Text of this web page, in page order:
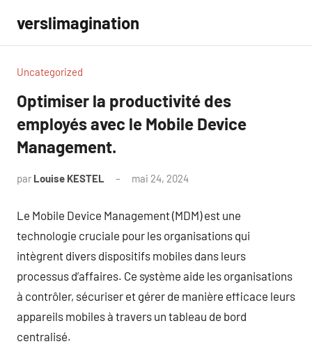
contenu
verslimagination
Uncategorized
Optimiser la productivité des
employés avec le Mobile Device
Management.
par Louise KESTEL mai 24, 2024
Le Mobile Device Management (MDM) est une
technologie cruciale pour les organisations qui
intègrent divers dispositifs mobiles dans leurs
processus d’affaires. Ce système aide les organisations
à contrôler, sécuriser et gérer de manière efficace leurs
appareils mobiles à travers un tableau de bord
centralisé.